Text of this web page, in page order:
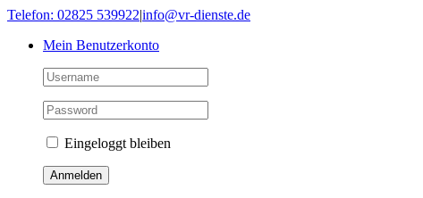
Skip
content
Telefon: 02825 539922|info@vr-dienste.de
Mein Benutzerkonto
Eingeloggt bleiben